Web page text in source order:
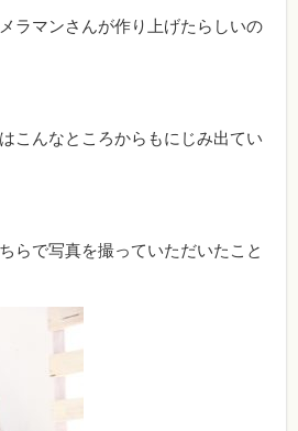
ラマンさんが作り上げたらしいの
こんなところからもにじみ出てい
らで写真を撮っていただいたこと